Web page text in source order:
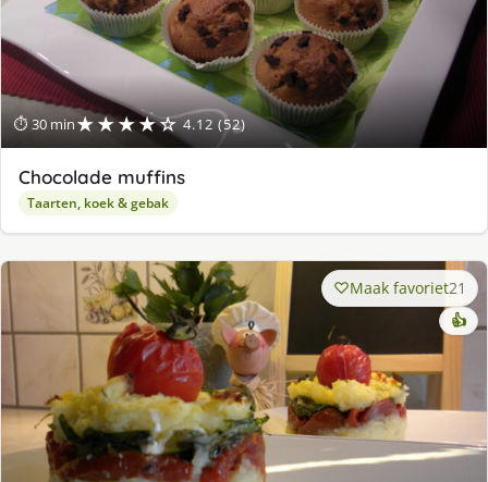
⏱ 30 min★★★★☆ 4.12 (52)
Chocolade muffins
Taarten, koek & gebak
Maak favoriet21
👍